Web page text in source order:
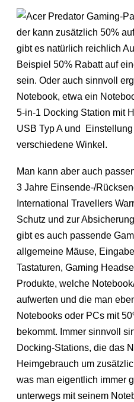
der kann zusätzlich 50%
gibt es natürlich reichlich
Beispiel 50% Rabatt auf
sein. Oder auch sinnvoll
Notebook, etwa ein
5-in-1 Docking Station mit
USB Typ A und
verschiedene Winkel.
Man kann aber auch
3 Jahre Einsende-/
International Travellers
Schutz und zur
gibt es auch passende
allgemeine Mäuse,
Tastaturen, Gaming
Produkte, welche
aufwerten und die man
Notebooks oder PCs mit
bekommt. Immer sinnvoll
Docking-Stations, die das
Heimgebrauch um
was man eigentlich immer
unterwegs mit seinem